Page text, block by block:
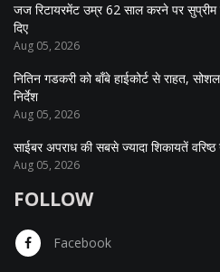
जज रिटायरमेंट उम्र 62 साल करने पर सुप्रीम
दिए
Aug 05, 2026
नितिन गडकरी को बॉंबे हाईकोर्ट से राहत,
निर्देश
Aug 05, 2026
साईबर अपराध की सबसे ज्यादा शिकायतें
Aug 05, 2026
FOLLOW
Facebook